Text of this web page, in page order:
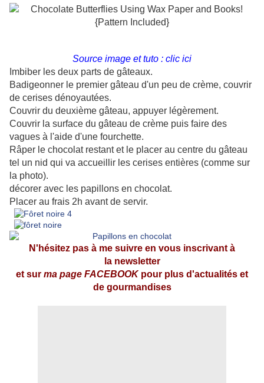
Source image et tuto : clic ici
Imbiber les deux parts de gâteaux.
Badigeonner le premier gâteau d'un peu de crème, couvrir
de cerises dénoyautées.
Couvrir du deuxième gâteau, appuyer légèrement.
Couvrir la surface du gâteau de crème puis faire des
vagues à l'aide d'une fourchette.
Râper le chocolat restant et le placer au centre du gâteau
tel un nid qui va accueillir les cerises entières (comme sur
la photo).
décorer avec les papillons en chocolat.
Placer au frais 2h avant de servir.
N'hésitez pas à me suivre en vous inscrivant à
la newsletter
et sur ma page FACEBOOKpour plus d'actualités et
de gourmandises